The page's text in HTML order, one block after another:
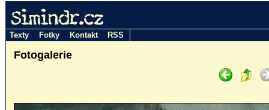
Simindr.cz
Texty Fotky Kontakt RSS
Fotogalerie